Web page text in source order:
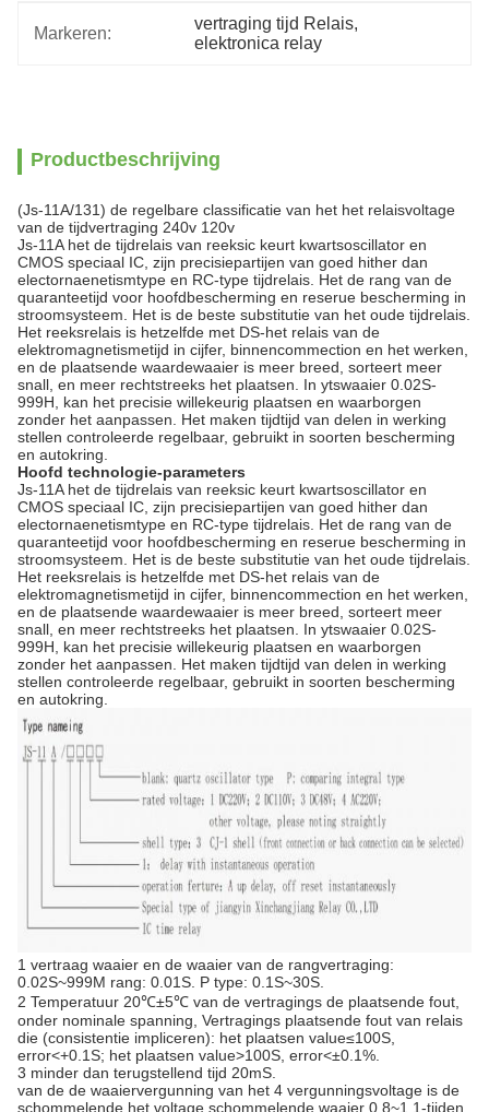
Markeren:
vertraging tijd Relais,
elektronica relay
Productbeschrijving
(Js-11A/131) de regelbare classificatie van het het relaisvoltage
van de tijdvertraging 240v 120v
Js-11A het de tijdrelais van reeksic keurt kwartsoscillator en
CMOS speciaal IC, zijn precisiepartijen van goed hither dan
electornaenetismtype en RC-type tijdrelais. Het de rang van de
quaranteetijd voor hoofdbescherming en reserue bescherming in
stroomsysteem. Het is de beste substitutie van het oude tijdrelais.
Het reeksrelais is hetzelfde met DS-het relais van de
elektromagnetismetijd in cijfer, binnencommection en het werken,
en de plaatsende waardewaaier is meer breed, sorteert meer
snall, en meer rechtstreeks het plaatsen. In ytswaaier 0.02S-
999H, kan het precisie willekeurig plaatsen en waarborgen
zonder het aanpassen. Het maken tijdtijd van delen in werking
stellen controleerde regelbaar, gebruikt in soorten bescherming
en autokring.
Hoofd technologie-parameters
Js-11A het de tijdrelais van reeksic keurt kwartsoscillator en
CMOS speciaal IC, zijn precisiepartijen van goed hither dan
electornaenetismtype en RC-type tijdrelais. Het de rang van de
quaranteetijd voor hoofdbescherming en reserue bescherming in
stroomsysteem. Het is de beste substitutie van het oude tijdrelais.
Het reeksrelais is hetzelfde met DS-het relais van de
elektromagnetismetijd in cijfer, binnencommection en het werken,
en de plaatsende waardewaaier is meer breed, sorteert meer
snall, en meer rechtstreeks het plaatsen. In ytswaaier 0.02S-
999H, kan het precisie willekeurig plaatsen en waarborgen
zonder het aanpassen. Het maken tijdtijd van delen in werking
stellen controleerde regelbaar, gebruikt in soorten bescherming
en autokring.
1 vertraag waaier en de waaier van de rangvertraging:
0.02S~999M rang: 0.01S. P type: 0.1S~30S.
2 Temperatuur 20℃±5℃ van de vertragings de plaatsende fout,
onder nominale spanning, Vertragings plaatsende fout van relais
die (consistentie impliceren): het plaatsen value≤100S,
error<+0.1S; het plaatsen value>100S, error<±0.1%.
3 minder dan terugstellend tijd 20mS.
van de de waaiervergunning van het 4 vergunningsvoltage is de
schommelende het voltage schommelende waaier 0.8~1.1-tijden